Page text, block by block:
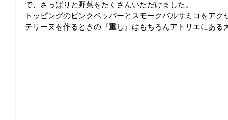
で、さっぱりと野菜をたくさんいただけました。
トッピングのピンクペッパーとスモークバルサミコをアク
テリーヌを作るときの『重し』はもちろんアトリエにある